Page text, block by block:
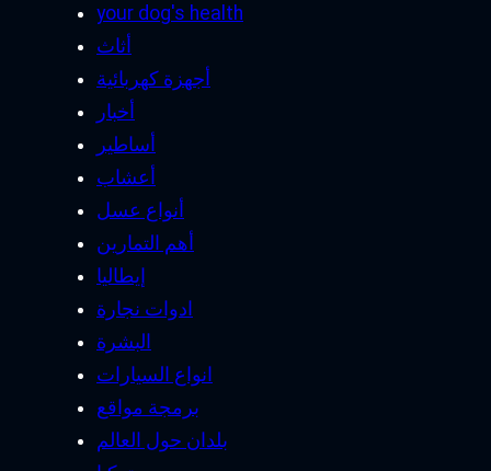
your dog's health
أثاث
أجهزة كهربائية
أخبار
أساطير
أعشاب
أنواع عسل
أهم التمارين
إيطاليا
ادوات نجارة
البشرة
انواع السيارات
برمجة مواقع
بلدان حول العالم